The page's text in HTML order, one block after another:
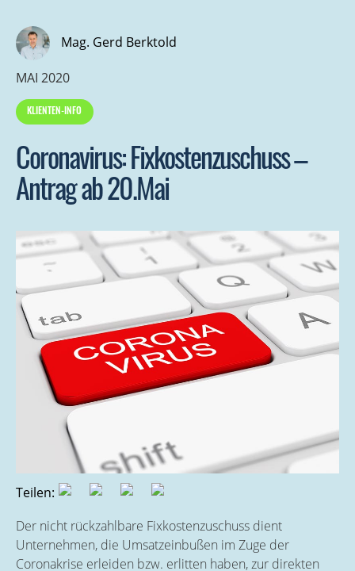
Mag. Gerd Berktold
MAI 2020
KLIENTEN-INFO
Coronavirus: Fixkostenzuschuss –
Antrag ab 20.Mai
Teilen:
Der nicht rückzahlbare Fixkostenzuschuss dient
Unternehmen, die Umsatzeinbußen im Zuge der
Coronakrise erleiden bzw. erlitten haben, zur direkten